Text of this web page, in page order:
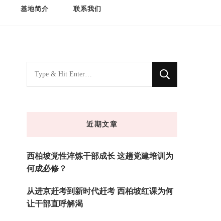
基地简介 联系我们
找
什
近期文章
西柏坡党性淬炼干部成长 这趟党建培训为
何成必修？
从进京赶考到新时代赶考 西柏坡红课为何
让干部直呼解渴